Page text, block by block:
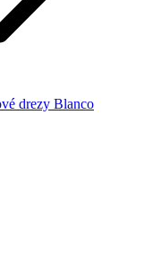
drezy Blanco